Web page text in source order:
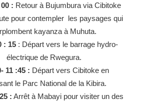
: Retour à Bujumbura via Cibitoke
pour contempler les paysages qui
kayanza à Muhuta.
: 15: Départ vers le barrage hydro-
électrique de Rwegura.
11 :45 : Départ vers Cibitoke en
le Parc National de la Kibira.
: Arrêt à Mabayi pour visiter un des